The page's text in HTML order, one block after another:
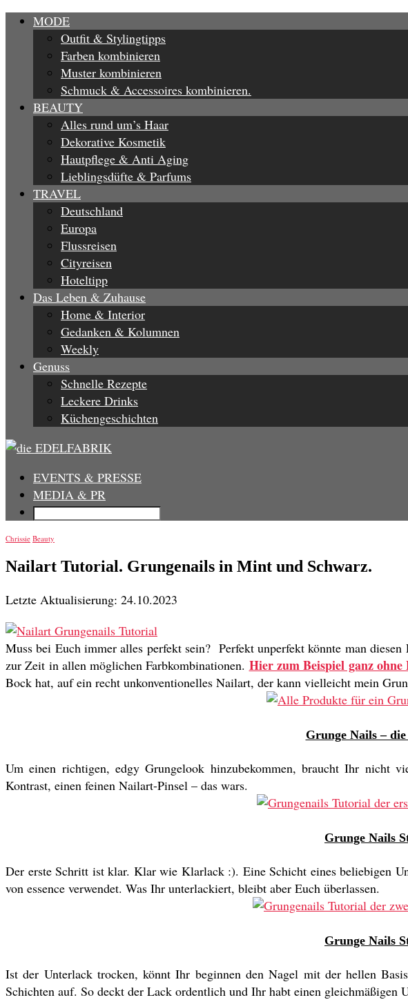
MODE
Outfit & Stylingtipps
Farben kombinieren
Muster kombinieren
Schmuck & Accessoires kombinieren.
BEAUTY
Alles rund um’s Haar
Dekorative Kosmetik
Hautpflege & Anti Aging
Lieblingsdüfte & Parfums
TRAVEL
Deutschland
Europa
Flussreisen
Cityreisen
Hoteltipp
Das Leben & Zuhause
Home & Interior
Gedanken & Kolumnen
Weekly
Genuss
Schnelle Rezepte
Leckere Drinks
Küchengeschichten
EVENTS & PRESSE
MEDIA & PR
Chrissie Beauty
Nailart Tutorial. Grungenails in Mint und Schwarz.
Letzte Aktualisierung: 24.10.2023
Muss bei Euch immer alles perfekt sein? Perfekt unperfekt könnte man
zur Zeit in allen möglichen Farbkombinationen. Hier zum Beispiel ganz ohne
Bock hat, auf ein recht unkonventionelles Nailart, der kann vielleicht mein
Grunge Nails –
Um einen richtigen, edgy Grungelook hinzubekommen, braucht Ihr nicht
Kontrast, einen feinen Nailart-Pinsel – das wars.
Grunge Nails
Der erste Schritt ist klar. Klar wie Klarlack :). Eine Schicht eines beliebigen
von essence verwendet. Was Ihr unterlackiert, bleibt aber Euch überlassen.
Grunge Nails
Ist der Unterlack trocken, könnt Ihr beginnen den Nagel mit der hellen
Schichten auf. So deckt der Lack ordentlich und Ihr habt einen gleichmäßigen